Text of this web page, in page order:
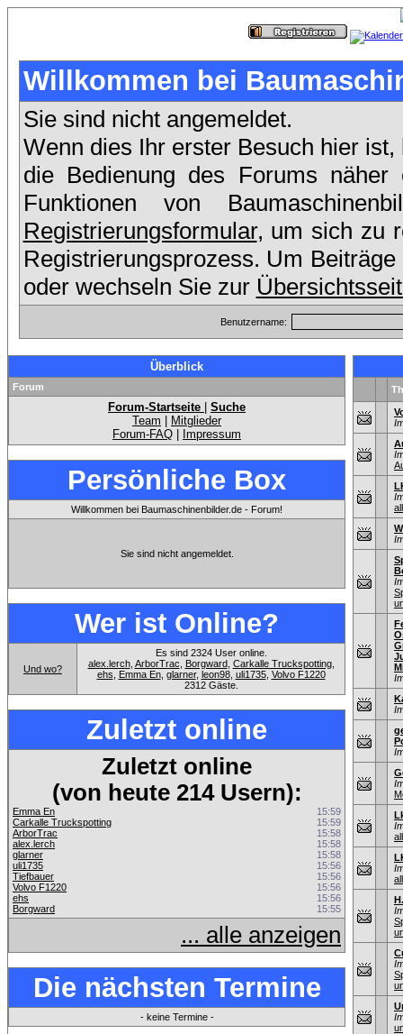
Willkommen bei
Sie sind nicht angemeldet.
Wenn dies Ihr erster Besuch hier
die Bedienung des Forums
Funktionen von
Registrierungsformular, um sich zu
Registrierungsprozess. Um
oder wechseln Sie zur
Benutzername:
Überblick
Forum
Forum-Startseite
Suche
Team
Mitglieder
Forum-FAQ
Impressum
Persönliche Box
Willkommen bei Baumaschinenbilder.de - Forum!
Sie sind nicht angemeldet.
Wer ist Online?
Und wo?
Es sind 2324 User online.
alex.lerch, ArborTrac Borgward, Carkalle Truckspotting,
ehs
Emma En, glarner, leon98, uli1735, Volvo F1220
2312 Gäste.
Zuletzt online
Zuletzt online
(von heute 214 Usern):
Emma En
15:59
Carkalle Truckspotting
15:59
ArborTrac
15:58
alex.lerch
15:58
glarner
15:58
uli1735
15:56
Tiefbauer
15:56
Volvo F1220
15:56
ehs
15:56
Borgward
15:55
... alle anzeigen
Die nächsten Termine
- keine Termine -